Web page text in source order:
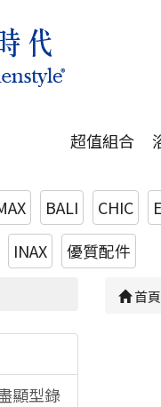
超值組合
BALI CHIC
INAX 優質配件
顯型錄
首頁